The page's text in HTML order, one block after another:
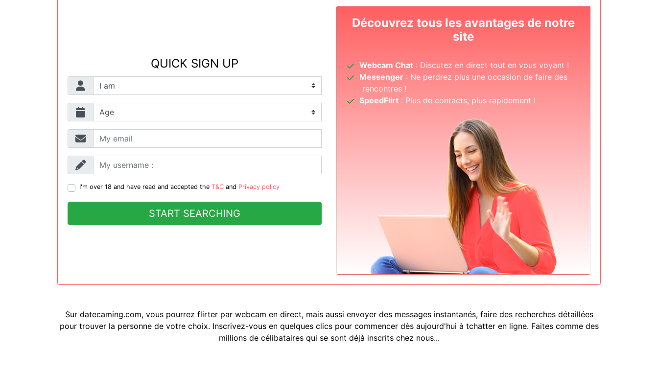
Découvrez tous les avantages de notre
site
Webcam Chat: Discutez en direct tout en vous voyant !
Messenger: Ne perdrez plus une occasion de faire des
rencontres !
SpeedFlirt: Plus de contacts, plus rapidement !
QUICK SIGN UP
I'm over 18 and have read and accepted the T&C and Privacy policy
START SEARCHING
Sur datecaming.com, vous pourrez flirter par webcam en direct, mais aussi envoyer des messages instantanés, faire des recherches détaillées
pour trouver la personne de votre choix. Inscrivez-vous en quelques clics pour commencer dès aujourd'hui à tchatter en ligne. Faites comme des
millions de célibataires qui se sont déjà inscrits chez nous...